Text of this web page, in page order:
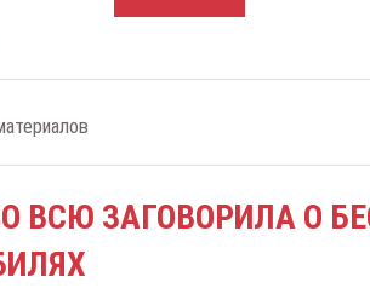
ВО ВСЮ ЗАГОВОРИЛА О